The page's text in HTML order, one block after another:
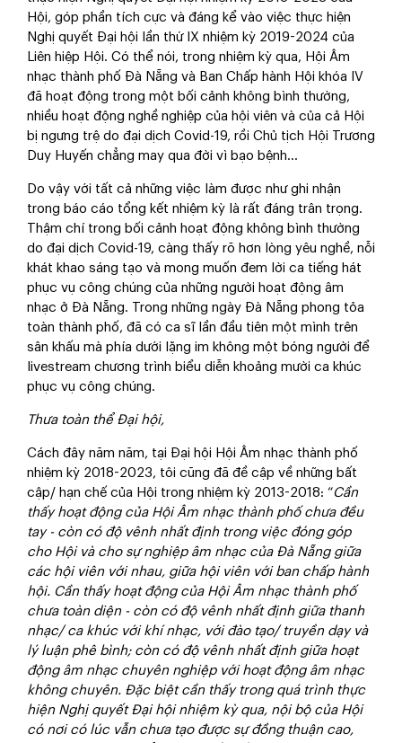
Hội, góp phần tích cực và đáng kể vào việc thực hiện
Nghị quyết Đại hội lần thứ IX nhiệm kỳ 2019-2024 của
Liên hiệp Hội. Có thể nói, trong nhiệm kỳ qua, Hội Âm
nhạc thành phố Đà Nẵng và Ban Chấp hành Hội khóa IV
đã hoạt động trong một bối cảnh không bình thường,
nhiều hoạt động nghề nghiệp của hội viên và của cả Hội
bị ngưng trệ do đại dịch Covid-19, rồi Chủ tịch Hội Trương
Duy Huyến chẳng may qua đời vì bạo bệnh…
Do vậy với tất cả những việc làm được như ghi nhận
trong báo cáo tổng kết nhiệm kỳ là rất đáng trân trọng.
Thậm chí trong bối cảnh hoạt động không bình thường
do đại dịch Covid-19, càng thấy rõ hơn lòng yêu nghề, nỗi
khát khao sáng tạo và mong muốn đem lời ca tiếng hát
phục vụ công chúng của những người hoạt động âm
nhạc ở Đà Nẵng. Trong những ngày Đà Nẵng phong tỏa
toàn thành phố, đã có ca sĩ lần đầu tiên một mình trên
sân khấu mà phía dưới lặng im không một bóng người để
livestream chương trình biểu diễn khoảng mười ca khúc
phục vụ công chúng.
Thưa toàn thể Đại hội,
Cách đây năm năm, tại Đại hội Hội Âm nhạc thành phố
nhiệm kỳ 2018-2023, tôi cũng đã đề cập về những bất
cập/ hạn chế của Hội trong nhiệm kỳ 2013-2018: “Cần
thấy hoạt động của Hội Âm nhạc thành phố chưa đều
tay - còn có độ vênh nhất định trong việc đóng góp
cho Hội và cho sự nghiệp âm nhạc của Đà Nẵng giữa
các hội viên với nhau, giữa hội viên với ban chấp hành
hội. Cần thấy hoạt động của Hội Âm nhạc thành phố
chưa toàn diện - còn có độ vênh nhất định giữa thanh
nhạc/ ca khúc với khí nhạc, với đào tạo/ truyền dạy và
lý luận phê bình; còn có độ vênh nhất định giữa hoạt
động âm nhạc chuyên nghiệp với hoạt động âm nhạc
không chuyên. Đặc biệt cần thấy trong quá trình thực
hiện Nghị quyết Đại hội nhiệm kỳ qua, nội bộ của Hội
có nơi có lúc vẫn chưa tạo được sự đồng thuận cao,